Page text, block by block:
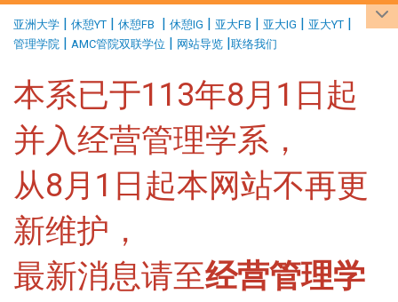
亚洲大学 | 休憩YT | 休憩FB | 休憩IG | 亚大FB | 亚大IG | 亚大YT |
管理学院 | AMC管院双联学位 | 网站导览 |联络我们
本系已于113年8月1日起
并入经营管理学系，
从8月1日起本网站不再更
新维护，
最新消息请至经营管理学